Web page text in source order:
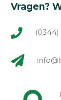
Vragen?
(0344)